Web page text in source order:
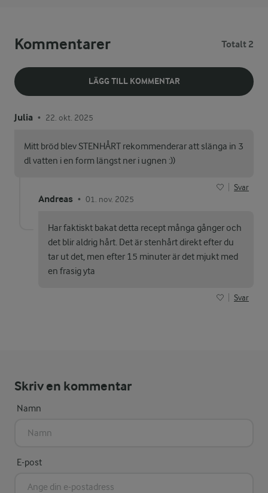
Kommentarer Totalt 2
LÄGG TILL KOMMENTAR
Julia • 22. okt. 2025
Mitt bröd blev STENHÅRT rekommenderar att slänga in 3
dl vatten i en form längst ner i ugnen :))
Svar
Andreas • 01. nov. 2025
Har faktiskt bakat detta recept många gånger och
det blir aldrig hårt. Det är stenhårt direkt efter du
tar ut det, men efter 15 minuter är det mjukt med
en frasig yta
Svar
Skriv en kommentar
Namn
E-post